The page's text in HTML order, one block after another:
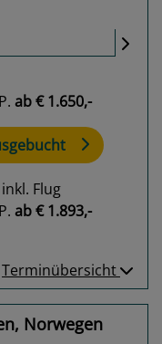
ab€ 1.650,-
Flug
ab€ 1.893,-
Terminübersicht
Norwegen